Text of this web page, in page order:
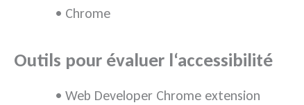
• Chrome
Outils pour évaluer l‘accessibilité
• Web Developer Chrome extension